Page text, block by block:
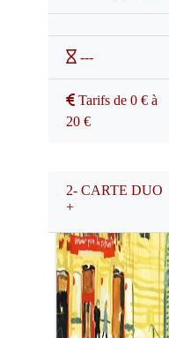
---
Tarifs de 0 € à
20 €
2- CARTE DUO
+